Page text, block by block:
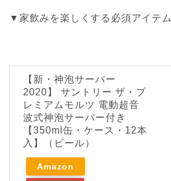
▼家飲みを楽しくする必須アイテム
【新・神泡サーバー
2020】 サントリー ザ・プ
レミアムモルツ 電動超音
波式神泡サーバー付き
【350ml缶・ケース・12本
入】（ビール）
Amazon